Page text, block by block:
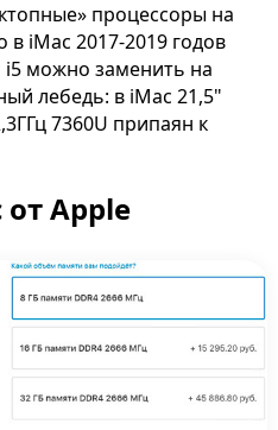
процессоры на
в iMac 2017-2019 годов
можно заменить на
лебедь: в iMac 21,5"
7360U припаян к
Apple